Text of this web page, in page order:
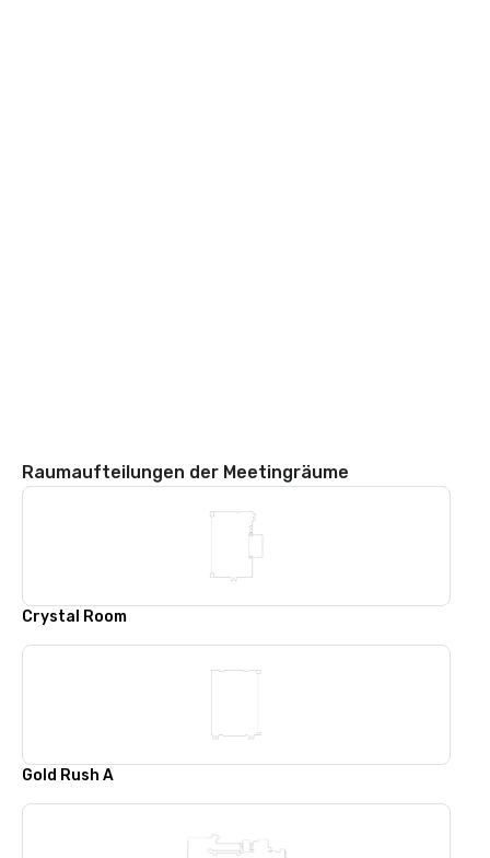
Raumaufteilungen der Meetingräume
Crystal Room
Gold Rush A